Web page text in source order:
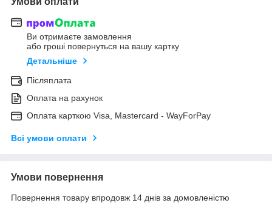
Ви отримаєте замовлення
або гроші повернуться на вашу картку
Детальніше
Післяплата
Оплата на рахунок
Оплата карткою Visa, Mastercard - WayForPay
Всі умови оплати
Умови повернення
Повернення товару впродовж 14 днів за домовленістю